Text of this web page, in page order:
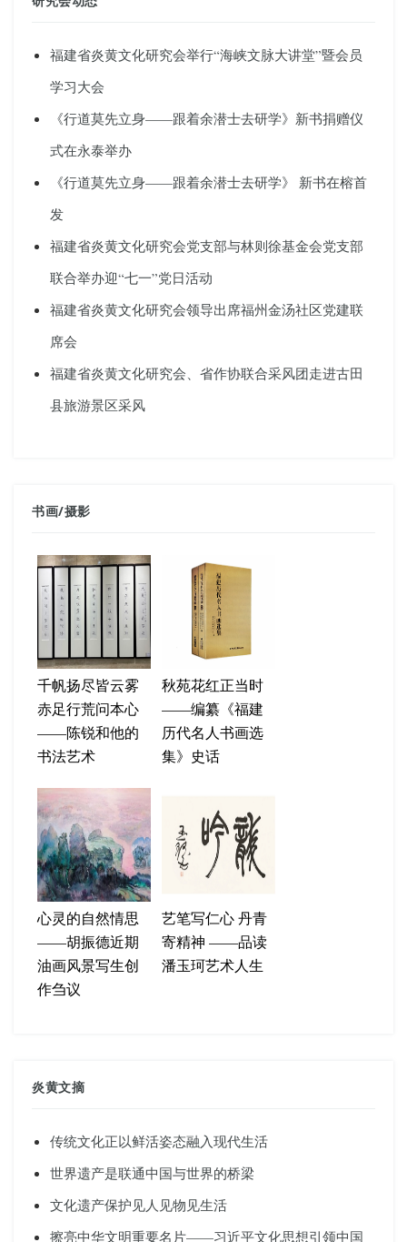
福建省炎黄文化研究会举行“海峡文脉大讲堂”暨会员
学习大会
《行道莫先立身——跟着余潜士去研学》新书捐赠仪
式在永泰举办
《行道莫先立身——跟着余潜士去研学》 新书在榕首
发
福建省炎黄文化研究会党支部与林则徐基金会党支部
联合举办迎“七一”党日活动
福建省炎黄文化研究会领导出席福州金汤社区党建联
席会
福建省炎黄文化研究会、省作协联合采风团走进古田
县旅游景区采风
书画/摄影
千帆扬尽皆云雾
赤足行荒问本心
——陈锐和他的
书法艺术
秋苑花红正当时
——编纂《福建
历代名人书画选
集》史话
心灵的自然情思
——胡振德近期
油画风景写生创
作刍议
艺笔写仁心 丹青
寄精神 ——品读
潘玉珂艺术人生
炎黄文摘
传统文化正以鲜活姿态融入现代生活
世界遗产是联通中国与世界的桥梁
文化遗产保护见人见物见生活
擦亮中华文明重要名片——习近平文化思想引领中国